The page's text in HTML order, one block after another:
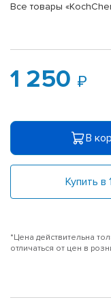
Все товары
1 250
В
Купить в
*Цена действительна
отличаться от цен в